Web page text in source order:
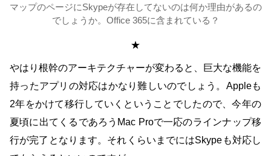
マップのページにSkypeが存在してないのは何か理由があるの
でしょうか。Office 365に含まれている？
★
やはり根幹のアーキテクチャーが変わると、巨大な機能を
持ったアプリの対応はかなり難しいのでしょう。Appleも
2年をかけて移行していくということでしたので、今年の
夏頃に出てくるであろうMac Proで一応のラインナップ移
行が完了となります。それくらいまでにはSkypeも対応し